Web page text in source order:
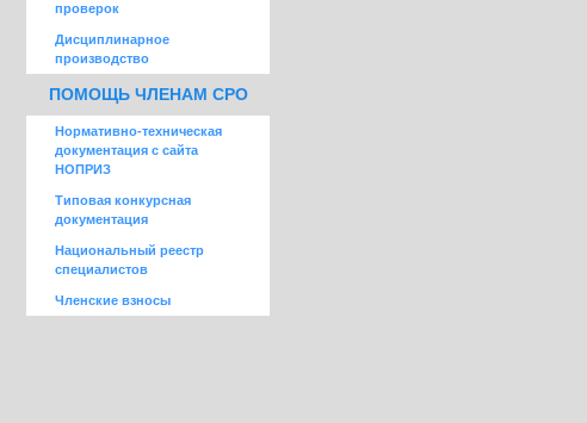
проверок
Дисциплинарное
производство
ПОМОЩЬ ЧЛЕНАМ СРО
Нормативно-техническая
документация с сайта
НОПРИЗ
Типовая конкурсная
документация
Национальный реестр
специалистов
Членские взносы